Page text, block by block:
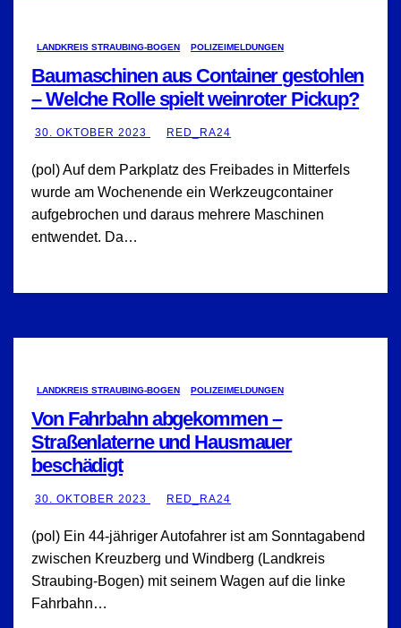
LANDKREIS STRAUBING-BOGEN POLIZEIMELDUNGEN
Baumaschinen aus Container gestohlen
– Welche Rolle spielt weinroter Pickup?
30. OKTOBER 2023 RED_RA24
(pol) Auf dem Parkplatz des Freibades in Mitterfels
wurde am Wochenende ein Werkzeugcontainer
aufgebrochen und daraus mehrere Maschinen
entwendet. Da…
LANDKREIS STRAUBING-BOGEN POLIZEIMELDUNGEN
Von Fahrbahn abgekommen –
Straßenlaterne und Hausmauer
beschädigt
30. OKTOBER 2023 RED_RA24
(pol) Ein 44-jähriger Autofahrer ist am Sonntagabend
zwischen Kreuzberg und Windberg (Landkreis
Straubing-Bogen) mit seinem Wagen auf die linke
Fahrbahn…